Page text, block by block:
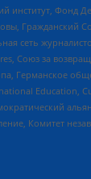
институт, Фонд
Гражданский
сеть
Союз за
Германское
Education,
Комитет